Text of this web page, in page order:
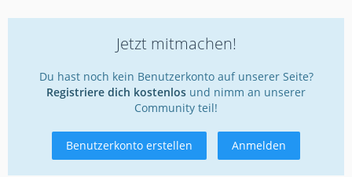
Jetzt mitmachen!
Du hast noch kein Benutzerkonto auf unserer Seite?
Registriere dich kostenlos und nimm an unserer
Community teil!
Benutzerkonto erstellen Anmelden